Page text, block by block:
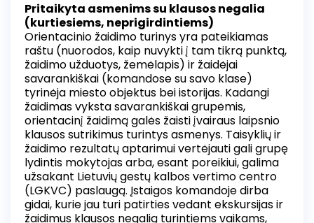
Pritaikyta asmenims su klausos negalia
(kurtiesiems, neprigirdintiems)
Orientacinio žaidimo turinys yra pateikiamas
raštu (nuorodos, kaip nuvykti į tam tikrą punktą,
žaidimo užduotys, žemėlapis) ir žaidėjai
savarankiškai (komandose su savo klase)
tyrinėja miesto objektus bei istorijas. Kadangi
žaidimas vyksta savarankiškai grupėmis,
orientacinį žaidimą galės žaisti įvairaus laipsnio
klausos sutrikimus turintys asmenys. Taisyklių ir
žaidimo rezultatų aptarimui vertėjauti gali grupę
lydintis mokytojas arba, esant poreikiui, galima
užsakant Lietuvių gestų kalbos vertimo centro
(LGKVC) paslaugą. Įstaigos komandoje dirba
gidai, kurie jau turi patirties vedant ekskursijas ir
žaidimus klausos negalią turintiems vaikams,